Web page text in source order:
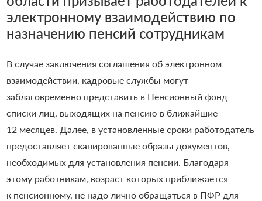
электронному взаимодействию по
назначению пенсий сотрудникам
В случае заключения соглашения об электронном
взаимодействии, кадровые службы могут
заблаговременно представить в Пенсионный фонд
списки лиц, выходящих на пенсию в ближайшие
12 месяцев. Далее, в установленные сроки работодатель
предоставляет сканированные образы документов,
необходимых для установления пенсии. Благодаря
этому работникам, возраст которых приближается
к пенсионному, не надо лично обращаться в ПФР для